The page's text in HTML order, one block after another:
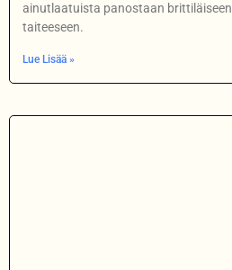
ainutlaatuista panostaan
taiteeseen.
Lue Lisää »